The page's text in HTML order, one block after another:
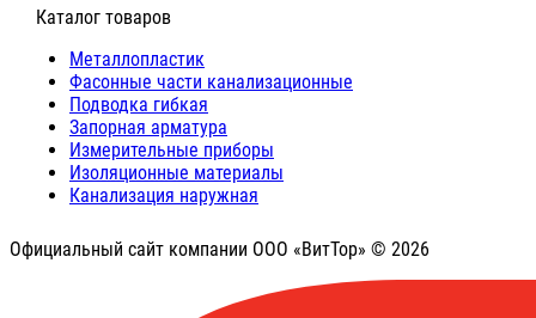
⠀Каталог товаров
Металлопластик
Фасонные части канализационные
Подводка гибкая
Запорная арматура
Измерительные приборы
Изоляционные материалы
Канализация наружная
Официальный сайт компании ООО «ВитТор» © 2026